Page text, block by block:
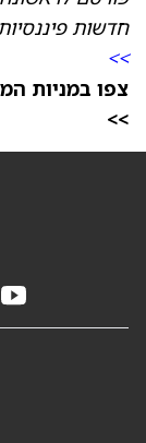
חדשות
>>
צפו במניות
>>